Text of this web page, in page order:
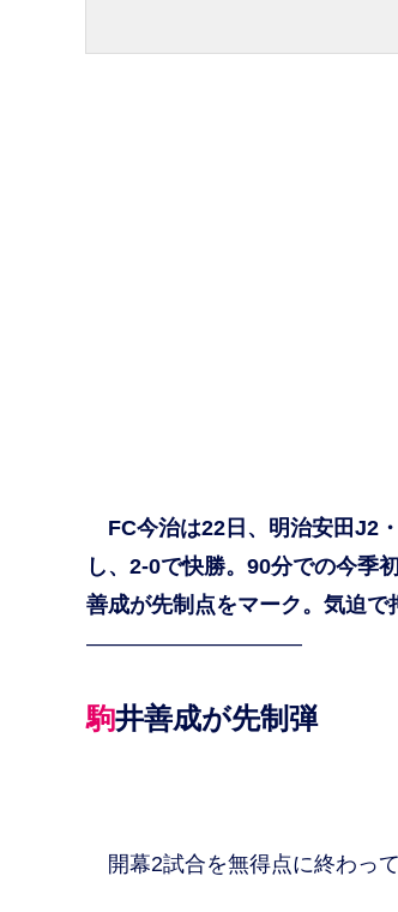
FC今治は22日、明治安田J2
し、2-0で快勝。90分での今季
善成が先制点をマーク。気迫で
——————————
駒井善成が先制弾
開幕2試合を無得点に終わっ